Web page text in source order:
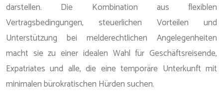
darstellen. Die Kombination aus flexiblen
Vertragsbedingungen, steuerlichen Vorteilen und
Unterstützung bei melderechtlichen Angelegenheiten
macht sie zu einer idealen Wahl für Geschäftsreisende,
Expatriates und alle, die eine temporäre Unterkunft mit
minimalen bürokratischen Hürden suchen.